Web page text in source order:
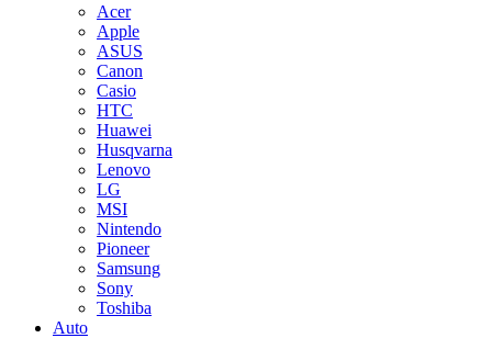
Acer
Apple
ASUS
Canon
Casio
HTC
Huawei
Husqvarna
Lenovo
LG
MSI
Nintendo
Pioneer
Samsung
Sony
Toshiba
Auto